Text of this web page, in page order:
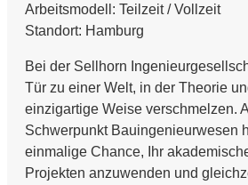
Arbeitsmodell: Teilzeit / Vollzeit
Standort: Hamburg
Bei der Sellhorn
Tür zu einer Welt, in der Theorie
einzigartige Weise verschmelzen.
Schwerpunkt Bauingenieurwesen
einmalige Chance, Ihr
Projekten anzuwenden und